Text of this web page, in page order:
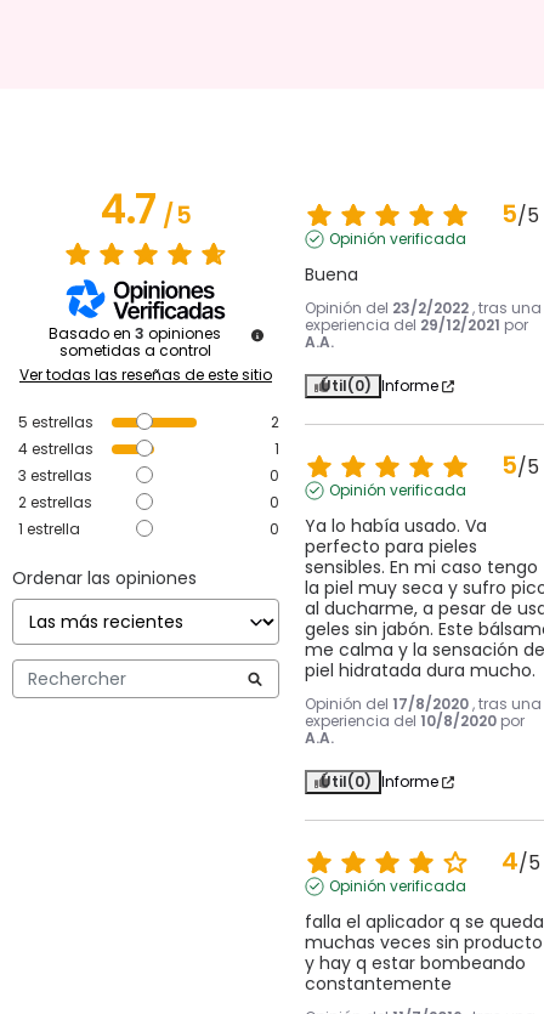
4.7/5
Basado en 3 opiniones
sometidas a control
Ver todas las reseñas de este sitio
5 estrellas
2
4estrellas
1
3 estrellas
0
2estrellas
0
1 estrella 0
Ordenar las opiniones
5/5
Opinión verificada
Buena
Opinión del 23/2/2022 , tras una
experiencia del 29/12/2021 por
A.A.
Útil(0) Informe
5/5
Opinión verificada
Ya lo había usado. Va
perfecto para pieles
sensibles. En mi caso tengo
la piel muy seca y sufro
al ducharme, a pesar de
geles sin jabón. Este
me calma y la sensación de
piel hidratada dura mucho.
Opinión del 17/8/2020 , tras una
experiencia del 10/8/2020 por
A.A.
Útil(0) Informe
4/5
Opinión verificada
falla el aplicador q se queda
muchas veces sin producto
y hay q estar bombeando
constantemente